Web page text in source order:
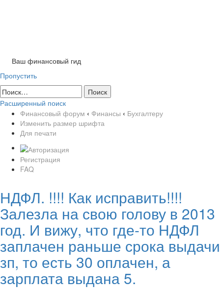
Ваш финансовый гид
Пропустить
Расширенный поиск
Финансовый форум ‹ Финансы ‹ Бухгалтеру
Изменить размер шрифта
Для печати
Регистрация
FAQ
НДФЛ. !!!! Как исправить!!!!
Залезла на свою голову в 2013
год. И вижу, что где-то НДФЛ
заплачен раньше срока выдачи
зп, то есть 30 оплачен, а
зарплата выдана 5.